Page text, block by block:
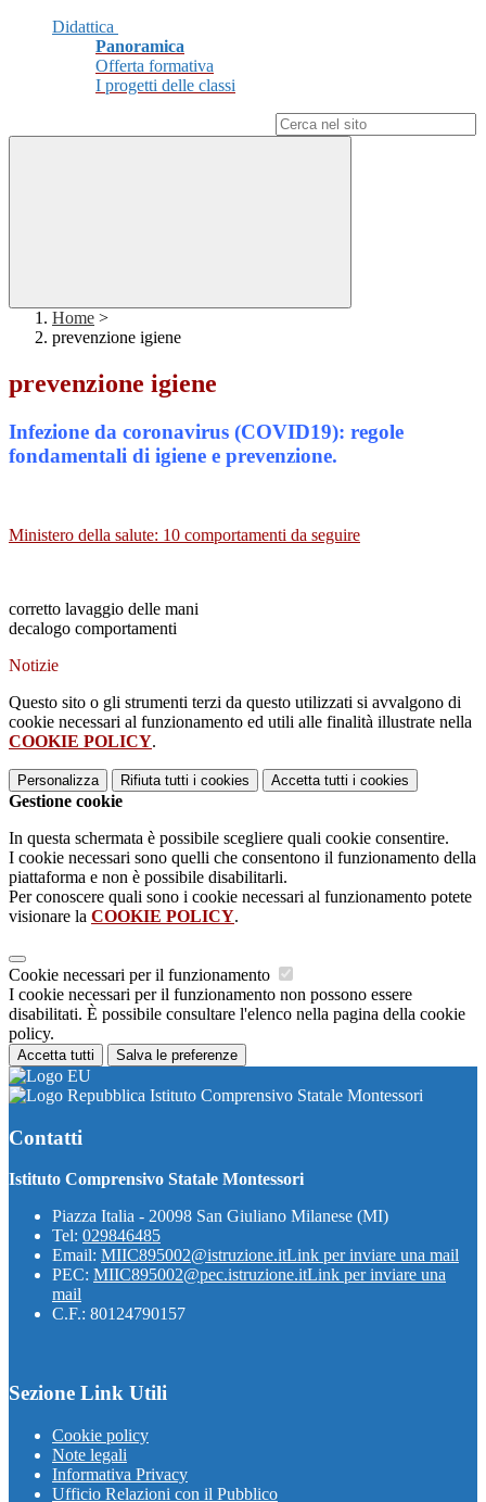
Didattica
Panoramica
Offerta formativa
I progetti delle classi
Home >
prevenzione igiene
prevenzione igiene
Infezione da coronavirus (COVID19): regole
fondamentali di igiene e prevenzione.
Ministero della salute: 10 comportamenti da seguire
corretto lavaggio delle mani
decalogo comportamenti
Notizie
Questo sito o gli strumenti terzi da questo utilizzati si avvalgono di
cookie necessari al funzionamento ed utili alle finalità illustrate nella
COOKIE POLICY.
Personalizza Rifiuta tutti i cookies Accetta tutti i cookies
Gestione cookie
In questa schermata è possibile scegliere quali cookie consentire.
I cookie necessari sono quelli che consentono il funzionamento della
piattaforma e non è possibile disabilitarli.
Per conoscere quali sono i cookie necessari al funzionamento potete
visionare la COOKIE POLICY.
Cookie necessari per il funzionamento
I cookie necessari per il funzionamento non possono essere
disabilitati. È possibile consultare l'elenco nella pagina della cookie
policy.
Accetta tutti Salva le preferenze
Istituto Comprensivo Statale Montessori
Contatti
Istituto Comprensivo Statale Montessori
Piazza Italia - 20098 San Giuliano Milanese (MI)
Tel: 029846485
Email: MIIC895002@istruzione.itLink per inviare una mail
PEC: MIIC895002@pec.istruzione.itLink per inviare una
mail
C.F.: 80124790157
Sezione Link Utili
Cookie policy
Note legali
Informativa Privacy
Ufficio Relazioni con il Pubblico